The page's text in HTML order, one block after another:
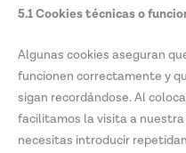
5.1 Cookies técnicas o
Algunas cookies aseguran
funcionen correctamente y
sigan recordándose. Al
facilitamos la visita a
necesitas introducir